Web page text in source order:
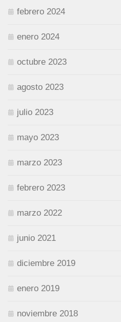
febrero 2024
enero 2024
octubre 2023
agosto 2023
julio 2023
mayo 2023
marzo 2023
febrero 2023
marzo 2022
junio 2021
diciembre 2019
enero 2019
noviembre 2018